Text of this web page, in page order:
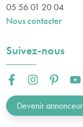
05 56 01 20 04
Nous contacter
Suivez-nous
Facebook :Instagram :Pinterest :
Devenir annonceur